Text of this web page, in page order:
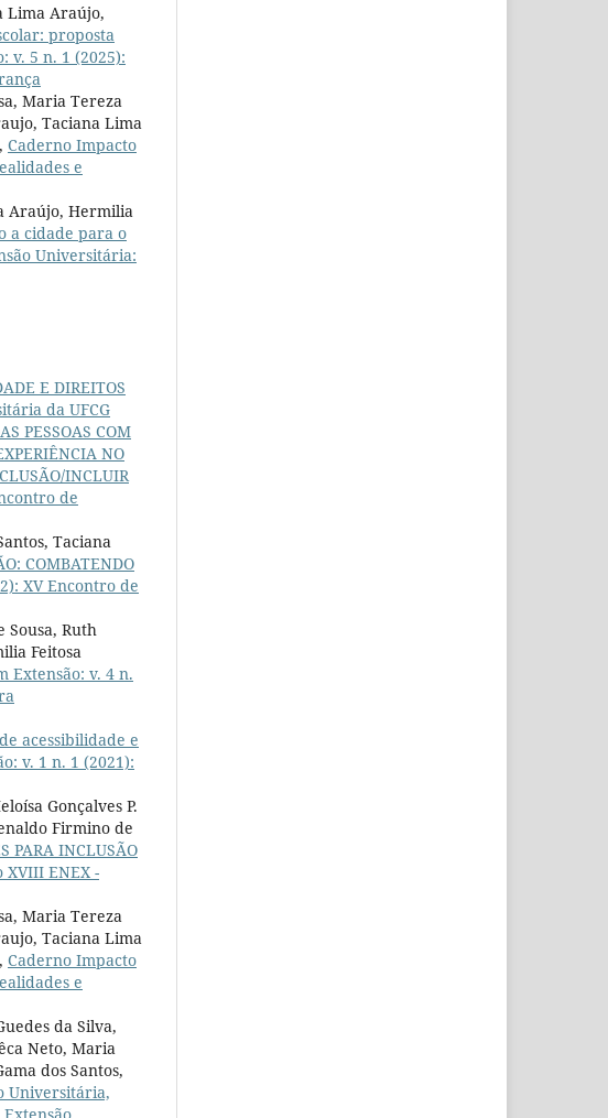
Lima Araújo,
proposta
v. 5 n. 1 (2025):
Maria Tereza
Taciana Lima
, Caderno Impacto
e
Araújo, Hermilia
a cidade para o
Universitária:
E DIREITOS
da UFCG
PESSOAS COM
NO
INCLUIR
de
Taciana
COMBATENDO
XV Encontro de
Ruth
Feitosa
Extensão: v. 4 n.
acessibilidade e
v. 1 n. 1 (2021):
Gonçalves P.
Firmino de
PARA INCLUSÃO
ENEX -
Maria Tereza
Taciana Lima
, Caderno Impacto
e
da Silva,
Neto, Maria
dos Santos,
Universitária,